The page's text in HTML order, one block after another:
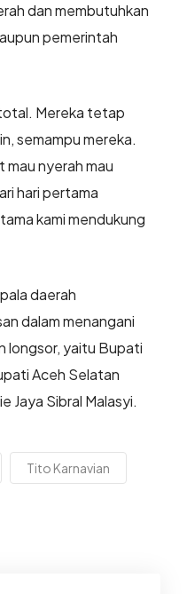
dan membutuhkan
pemerintah
Mereka tetap
semampu mereka.
mau nyerah mau
hari pertama
kami mendukung
daerah
dalam menangani
longsor, yaitu Bupati
Aceh Selatan
Jaya Sibral Malasyi.
Tito Karnavian